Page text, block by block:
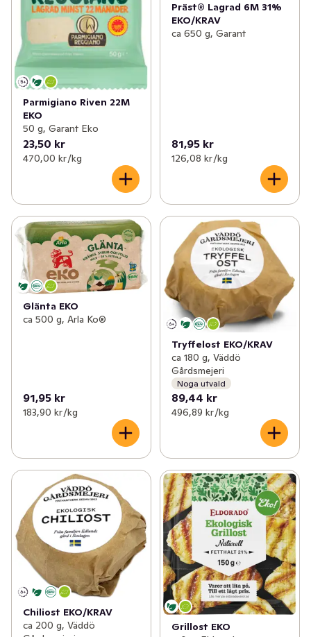
Parmigiano Riven 22M
EKO
50 g, Garant Eko
23,50 kr
470,00 kr /kg
Präst® Lagrad 6M 31%
EKO/KRAV
ca 650 g, Garant
81,95 kr
126,08 kr /kg
Glänta EKO
ca 500 g, Arla Ko®
91,95 kr
183,90 kr /kg
Tryffelost EKO/KRAV
ca 180 g, Väddö
Gårdsmejeri
Noga utvald
89,44 kr
496,89 kr /kg
Chiliost EKO/KRAV
ca 200 g, Väddö
Grillost EKO